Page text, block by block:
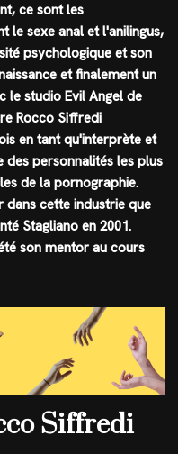
ce sont les
le sexe anal et l'anilingus,
psychologique et son
et finalement un
le studio Evil Angel de
Rocco Siffredi
en tant qu'interprète et
des personnalités les plus
de la pornographie.
dans cette industrie que
Stagliano en 2001.
son mentor au cours
Siffredi